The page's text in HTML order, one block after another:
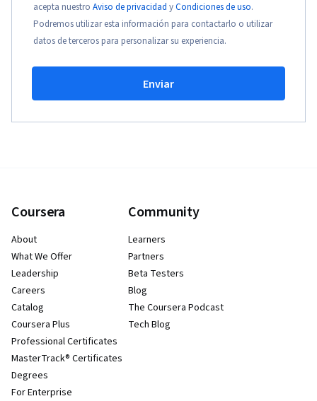
acepta nuestro Aviso de privacidad yCondiciones de uso.
Podremos utilizar esta información para contactarlo o utilizar
datos de terceros para personalizar su experiencia.
Enviar
Coursera
About
What We Offer
Leadership
Careers
Catalog
Coursera Plus
Professional Certificates
MasterTrack® Certificates
Degrees
For Enterprise
Community
Learners
Partners
Beta Testers
Blog
The Coursera Podcast
Tech Blog